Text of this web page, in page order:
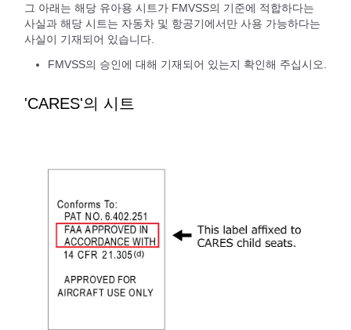
그 아래는 해당 유아용 시트가 FMVSS의 기준에 적합하다는
사실과 해당 시트는 자동차 및 항공기에서만 사용 가능하다는
사실이 기재되어 있습니다.
FMVSS의 승인에 대해 기재되어 있는지 확인해 주십시오.
'CARES'의 시트